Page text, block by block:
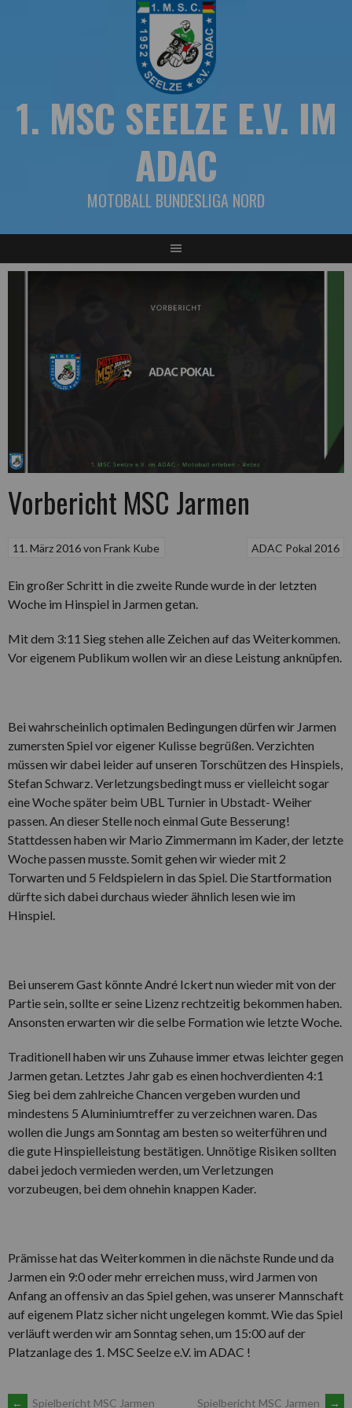
1. MSC SEELZE E.V. IM
ADAC
MOTOBALL BUNDESLIGA NORD
Vorbericht MSC Jarmen
ADAC Pokal 2016
11. März 2016vonFrank Kube
Ein großer Schritt in die zweite Runde wurde in der letzten
Woche im Hinspiel in Jarmen getan.
Mit dem 3:11 Sieg stehen alle Zeichen auf das Weiterkommen.
Vor eigenem Publikum wollen wir an diese Leistung anknüpfen.
Bei wahrscheinlich optimalen Bedingungen dürfen wir Jarmen
zumersten Spiel vor eigener Kulisse begrüßen. Verzichten
müssen wir dabei leider auf unseren Torschützen des Hinspiels,
Stefan Schwarz. Verletzungsbedingt muss er vielleicht sogar
eine Woche später beim UBL Turnier in Ubstadt- Weiher
passen. An dieser Stelle noch einmal Gute Besserung!
Stattdessen haben wir Mario Zimmermann im Kader, der letzte
Woche passen musste. Somit gehen wir wieder mit 2
Torwarten und 5 Feldspielern in das Spiel. Die Startformation
dürfte sich dabei durchaus wieder ähnlich lesen wie im
Hinspiel.
Bei unserem Gast könnte André Ickert nun wieder mit von der
Partie sein, sollte er seine Lizenz rechtzeitig bekommen haben.
Ansonsten erwarten wir die selbe Formation wie letzte Woche.
Traditionell haben wir uns Zuhause immer etwas leichter gegen
Jarmen getan. Letztes Jahr gab es einen hochverdienten 4:1
Sieg bei dem zahlreiche Chancen vergeben wurden und
mindestens 5 Aluminiumtreffer zu verzeichnen waren. Das
wollen die Jungs am Sonntag am besten so weiterführen und
die gute Hinspielleistung bestätigen. Unnötige Risiken sollten
dabei jedoch vermieden werden, um Verletzungen
vorzubeugen, bei dem ohnehin knappen Kader.
Prämisse hat das Weiterkommen in die nächste Runde und da
Jarmen ein 9:0 oder mehr erreichen muss, wird Jarmen von
Anfang an offensiv an das Spiel gehen, was unserer Mannschaft
auf eigenem Platz sicher nicht ungelegen kommt. Wie das Spiel
verläuft werden wir am Sonntag sehen, um 15:00 auf der
Platzanlage des 1. MSC Seelze e.V. im ADAC !
← Spielbericht MSC Jarmen Spielbericht MSC Jarmen →